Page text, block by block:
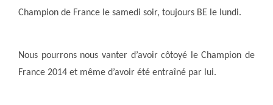
Champion de France le samedi soir, toujours BE le lundi.
Nous pourrons nous vanter d’avoir côtoyé le Champion de
France 2014 et même d’avoir été entraîné par lui.